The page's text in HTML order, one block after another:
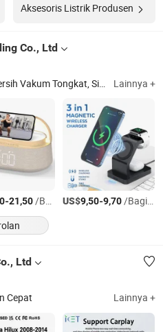
Aksesoris Listrik Produsen
Co., Ltd
Pembersih Vakum Robot, Pembersih Vakum Tongkat, Sikat Elektrik, Pembersih Mobil, Mesin Jahit, Kotak TV Android, Keyboard Mekanik Lainnya +
-21,50/Bagian US$9,50-9,70/Bagian
Ltd
Cepat Lainnya +